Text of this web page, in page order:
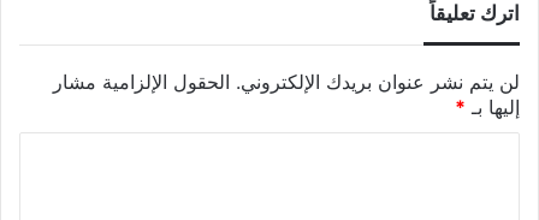
اترك تعليقاً
لن يتم نشر عنوان بريدك الإلكتروني. الحقول الإلزامية مشار
إليها بـ *